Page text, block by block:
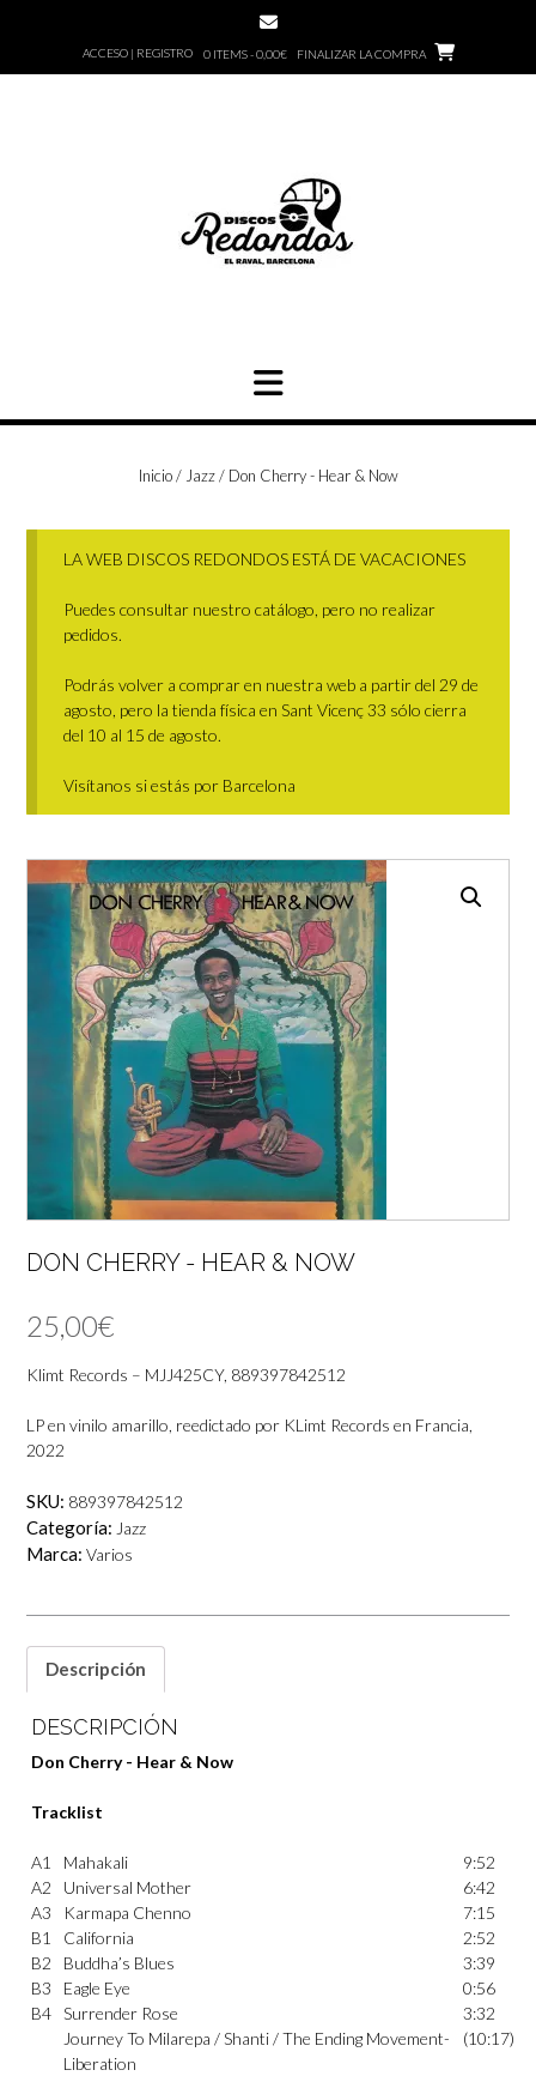
ACCESO | REGISTRO 0 ITEMS - 0,00€ FINALIZAR LA COMPRA
Inicio/ Jazz/ Don Cherry ‎- Hear & Now
LA WEB DISCOS REDONDOS ESTÁ DE VACACIONES
Puedes consultar nuestro catálogo, pero no realizar
pedidos.
Podrás volver a comprar en nuestra web a partir del 29 de
agosto, pero la tienda física en Sant Vicenç 33 sólo cierra
del 10 al 15 de agosto.
Visítanos si estás por Barcelona
DON CHERRY ‎- HEAR & NOW
25,00€
Klimt Records – MJJ425CY, 889397842512
LP en vinilo amarillo, reedictado por KLimt Records en Francia,
2022
SKU: 889397842512
Categoría: Jazz
Marca: Varios
Descripción
DESCRIPCIÓN
Don Cherry ‎- Hear & Now
Tracklist
A1 Mahakali
9:52
A2
Universal Mother
6:42
A3
Karmapa Chenno
7:15
B1
California
2:52
B2
Buddha’s Blues
3:39
B3
Eagle Eye
0:56
B4 Surrender Rose
3:32
Journey To Milarepa / Shanti / The Ending Movement-
Liberation
(10:17)